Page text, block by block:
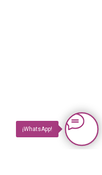
¡WhatsApp!